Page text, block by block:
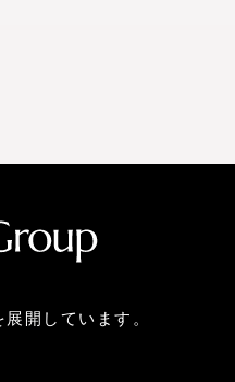
開しています。